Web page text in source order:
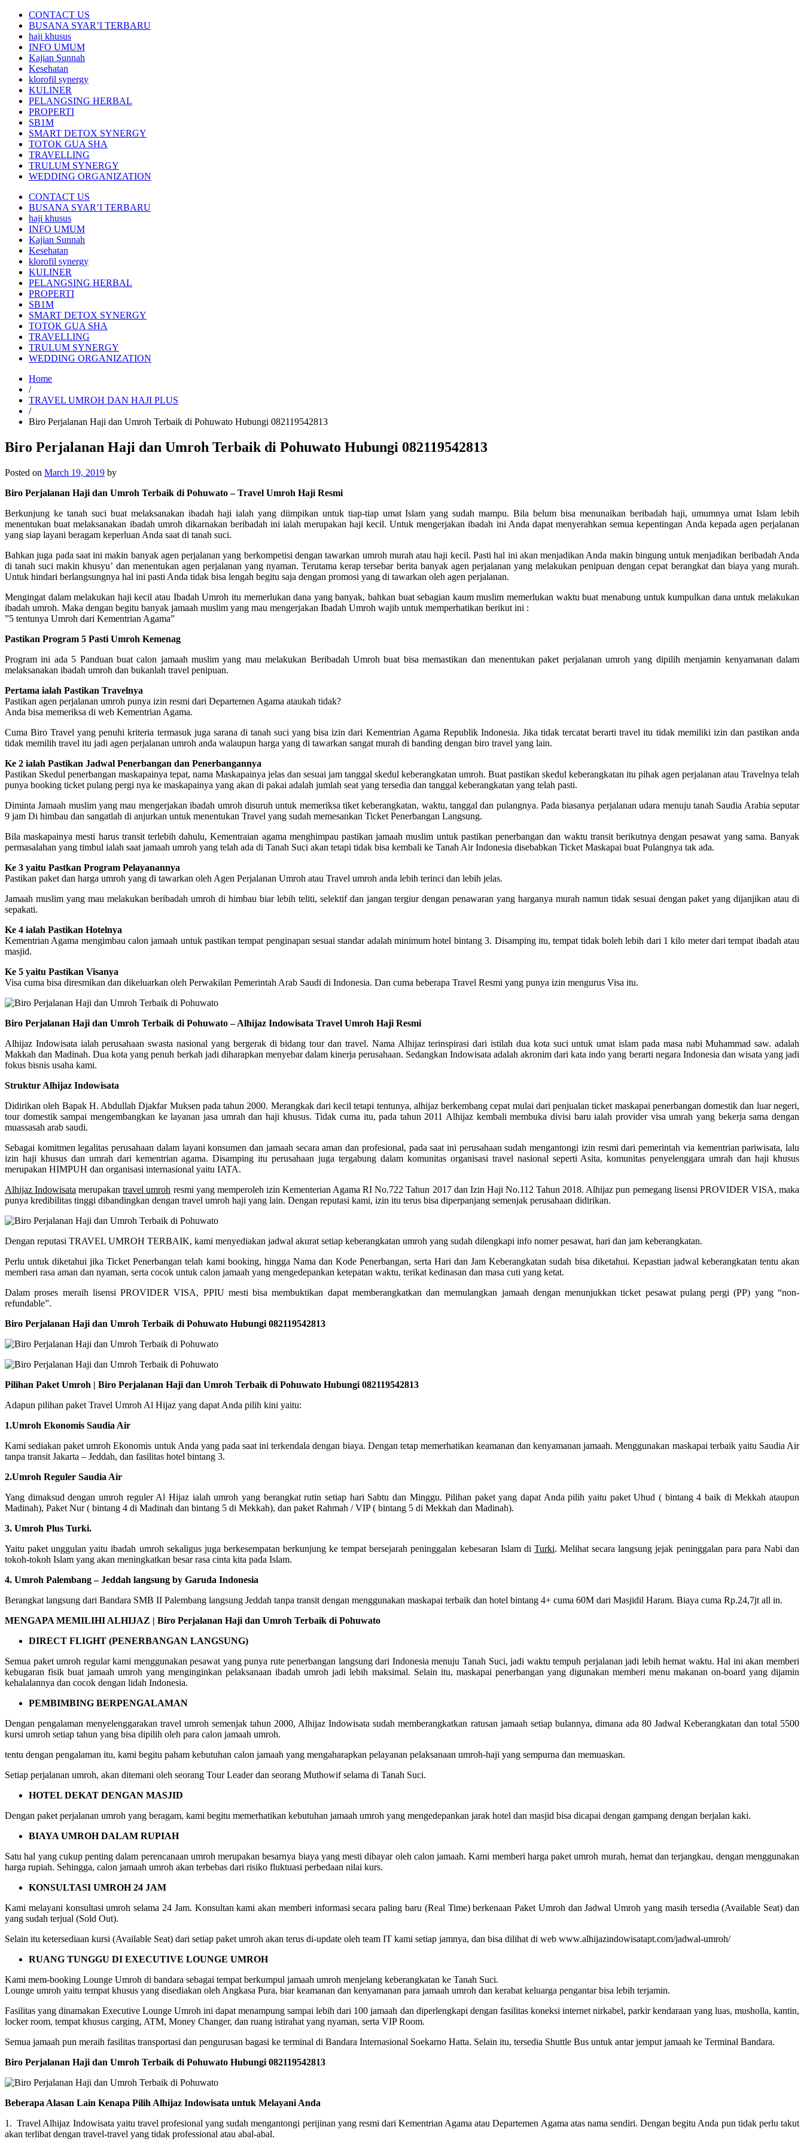
CONTACT US
BUSANA SYAR’I TERBARU
haji khusus
INFO UMUM
Kajian Sunnah
Kesehatan
klorofil synergy
KULINER
PELANGSING HERBAL
PROPERTI
SB1M
SMART DETOX SYNERGY
TOTOK GUA SHA
TRAVELLING
TRULUM SYNERGY
WEDDING ORGANIZATION
CONTACT US
BUSANA SYAR’I TERBARU
haji khusus
INFO UMUM
Kajian Sunnah
Kesehatan
klorofil synergy
KULINER
PELANGSING HERBAL
PROPERTI
SB1M
SMART DETOX SYNERGY
TOTOK GUA SHA
TRAVELLING
TRULUM SYNERGY
WEDDING ORGANIZATION
Home
/
TRAVEL UMROH DAN HAJI PLUS
/
Biro Perjalanan Haji dan Umroh Terbaik di Pohuwato Hubungi 082119542813
Biro Perjalanan Haji dan Umroh Terbaik di Pohuwato Hubungi 082119542813
Posted on March 19, 2019 by
Biro Perjalanan Haji dan Umroh Terbaik di Pohuwato – Travel Umroh Haji Resmi
Berkunjung ke tanah suci buat melaksanakan ibadah haji ialah yang diimpikan untuk tiap-tiap umat Islam yang sudah mampu. Bila belum bisa menunaikan beribadah haji, umumnya umat Islam lebih
menentukan buat melaksanakan ibadah umroh dikarnakan beribadah ini ialah merupakan haji kecil. Untuk mengerjakan ibadah ini Anda dapat menyerahkan semua kepentingan Anda kepada agen perjalanan
yang siap layani beragam keperluan Anda saat di tanah suci.
Bahkan juga pada saat ini makin banyak agen perjalanan yang berkompetisi dengan tawarkan umroh murah atau haji kecil. Pasti hal ini akan menjadikan Anda makin bingung untuk menjadikan beribadah Anda
di tanah suci makin khusyu’ dan menentukan agen perjalanan yang nyaman. Terutama kerap tersebar berita banyak agen perjalanan yang melakukan penipuan dengan cepat berangkat dan biaya yang murah.
Untuk hindari berlangsungnya hal ini pasti Anda tidak bisa lengah begitu saja dengan promosi yang di tawarkan oleh agen perjalanan.
Mengingat dalam melakukan haji kecil atau Ibadah Umroh itu memerlukan dana yang banyak, bahkan buat sebagian kaum muslim memerlukan waktu buat menabung untuk kumpulkan dana untuk melakukan
ibadah umroh. Maka dengan begitu banyak jamaah muslim yang mau mengerjakan Ibadah Umroh wajib untuk memperhatikan berikut ini :
”5 tentunya Umroh dari Kementrian Agama”
Pastikan Program 5 Pasti Umroh Kemenag
Program ini ada 5 Panduan buat calon jamaah muslim yang mau melakukan Beribadah Umroh buat bisa memastikan dan menentukan paket perjalanan umroh yang dipilih menjamin kenyamanan dalam
melaksanakan ibadah umroh dan bukanlah travel penipuan.
Pertama ialah Pastikan Travelnya
Pastikan agen perjalanan umroh punya izin resmi dari Departemen Agama ataukah tidak?
Anda bisa memeriksa di web Kementrian Agama.
Cuma Biro Travel yang penuhi kriteria termasuk juga sarana di tanah suci yang bisa izin dari Kementrian Agama Republik Indonesia. Jika tidak tercatat berarti travel itu tidak memiliki izin dan pastikan anda
tidak memilih travel itu jadi agen perjalanan umroh anda walaupun harga yang di tawarkan sangat murah di banding dengan biro travel yang lain.
Ke 2 ialah Pastikan Jadwal Penerbangan dan Penerbangannya
Pastikan Skedul penerbangan maskapainya tepat, nama Maskapainya jelas dan sesuai jam tanggal skedul keberangkatan umroh. Buat pastikan skedul keberangkatan itu pihak agen perjalanan atau Travelnya telah
punya booking ticket pulang pergi nya ke maskapainya yang akan di pakai adalah jumlah seat yang tersedia dan tanggal keberangkatan yang telah pasti.
Diminta Jamaah muslim yang mau mengerjakan ibadah umroh disuruh untuk memeriksa tiket keberangkatan, waktu, tanggal dan pulangnya. Pada biasanya perjalanan udara menuju tanah Saudia Arabia seputar
9 jam Di himbau dan sangatlah di anjurkan untuk menentukan Travel yang sudah memesankan Ticket Penerbangan Langsung.
Bila maskapainya mesti harus transit terlebih dahulu, Kementraian agama menghimpau pastikan jamaah muslim untuk pastikan penerbangan dan waktu transit berikutnya dengan pesawat yang sama. Banyak
permasalahan yang timbul ialah saat jamaah umroh yang telah ada di Tanah Suci akan tetapi tidak bisa kembali ke Tanah Air Indonesia disebabkan Ticket Maskapai buat Pulangnya tak ada.
Ke 3 yaitu Pastkan Program Pelayanannya
Pastikan paket dan harga umroh yang di tawarkan oleh Agen Perjalanan Umroh atau Travel umroh anda lebih terinci dan lebih jelas.
Jamaah muslim yang mau melakukan beribadah umroh di himbau biar lebih teliti, selektif dan jangan tergiur dengan penawaran yang harganya murah namun tidak sesuai dengan paket yang dijanjikan atau di
sepakati.
Ke 4 ialah Pastikan Hotelnya
Kementrian Agama mengimbau calon jamaah untuk pastikan tempat penginapan sesuai standar adalah minimum hotel bintang 3. Disamping itu, tempat tidak boleh lebih dari 1 kilo meter dari tempat ibadah atau
masjid.
Ke 5 yaitu Pastikan Visanya
Visa cuma bisa diresmikan dan dikeluarkan oleh Perwakilan Pemerintah Arab Saudi di Indonesia. Dan cuma beberapa Travel Resmi yang punya izin mengurus Visa itu.
Biro Perjalanan Haji dan Umroh Terbaik di Pohuwato – Alhijaz Indowisata Travel Umroh Haji Resmi
Alhijaz Indowisata ialah perusahaan swasta nasional yang bergerak di bidang tour dan travel. Nama Alhijaz terinspirasi dari istilah dua kota suci untuk umat islam pada masa nabi Muhammad saw. adalah
Makkah dan Madinah. Dua kota yang penuh berkah jadi diharapkan menyebar dalam kinerja perusahaan. Sedangkan Indowisata adalah akronim dari kata indo yang berarti negara Indonesia dan wisata yang jadi
fokus bisnis usaha kami.
Struktur Alhijaz Indowisata
Didirikan oleh Bapak H. Abdullah Djakfar Muksen pada tahun 2000. Merangkak dari kecil tetapi tentunya, alhijaz berkembang cepat mulai dari penjualan ticket maskapai penerbangan domestik dan luar negeri,
tour domestik sampai mengembangkan ke layanan jasa umrah dan haji khusus. Tidak cuma itu, pada tahun 2011 Alhijaz kembali membuka divisi baru ialah provider visa umrah yang bekerja sama dengan
muassasah arab saudi.
Sebagai komitmen legalitas perusahaan dalam layani konsumen dan jamaah secara aman dan profesional, pada saat ini perusahaan sudah mengantongi izin resmi dari pemerintah via kementrian pariwisata, lalu
izin haji khusus dan umrah dari kementrian agama. Disamping itu perusahaan juga tergabung dalam komunitas organisasi travel nasional seperti Asita, komunitas penyelenggara umrah dan haji khusus
merupakan HIMPUH dan organisasi internasional yaitu IATA.
Alhijaz Indowisata merupakantravel umroh resmi yang memperoleh izin Kementerian Agama RI No.722 Tahun 2017 dan Izin Haji No.112 Tahun 2018. Alhijaz pun pemegang lisensi PROVIDER VISA, maka
punya kredibilitas tinggi dibandingkan dengan travel umroh haji yang lain. Dengan reputasi kami, izin itu terus bisa diperpanjang semenjak perusahaan didirikan.
Dengan reputasi TRAVEL UMROH TERBAIK, kami menyediakan jadwal akurat setiap keberangkatan umroh yang sudah dilengkapi info nomer pesawat, hari dan jam keberangkatan.
Perlu untuk diketahui jika Ticket Penerbangan telah kami booking, hingga Nama dan Kode Penerbangan, serta Hari dan Jam Keberangkatan sudah bisa diketahui. Kepastian jadwal keberangkatan tentu akan
memberi rasa aman dan nyaman, serta cocok untuk calon jamaah yang mengedepankan ketepatan waktu, terikat kedinasan dan masa cuti yang ketat.
Dalam proses meraih lisensi PROVIDER VISA, PPIU mesti bisa membuktikan dapat memberangkatkan dan memulangkan jamaah dengan menunjukkan ticket pesawat pulang pergi (PP) yang “non-
refundable”.
Biro Perjalanan Haji dan Umroh Terbaik di Pohuwato Hubungi 082119542813
Pilihan Paket Umroh | Biro Perjalanan Haji dan Umroh Terbaik di Pohuwato Hubungi 082119542813
Adapun pilihan paket Travel Umroh Al Hijaz yang dapat Anda pilih kini yaitu:
1.Umroh Ekonomis Saudia Air
Kami sediakan paket umroh Ekonomis untuk Anda yang pada saat ini terkendala dengan biaya. Dengan tetap memerhatikan keamanan dan kenyamanan jamaah. Menggunakan maskapai terbaik yaitu Saudia Air
tanpa transit Jakarta – Jeddah, dan fasilitas hotel bintang 3.
2.Umroh Reguler Saudia Air
Yang dimaksud dengan umroh reguler Al Hijaz ialah umroh yang berangkat rutin setiap hari Sabtu dan Minggu. Pilihan paket yang dapat Anda pilih yaitu paket Uhud ( bintang 4 baik di Mekkah ataupun
Madinah), Paket Nur ( bintang 4 di Madinah dan bintang 5 di Mekkah), dan paket Rahmah / VIP ( bintang 5 di Mekkah dan Madinah).
3. Umroh Plus Turki.
Yaitu paket unggulan yaitu ibadah umroh sekaligus juga berkesempatan berkunjung ke tempat bersejarah peninggalan kebesaran Islam di Turki. Melihat secara langsung jejak peninggalan para para Nabi dan
tokoh-tokoh Islam yang akan meningkatkan besar rasa cinta kita pada Islam.
4. Umroh Palembang – Jeddah langsung by Garuda Indonesia
Berangkat langsung dari Bandara SMB II Palembang langsung Jeddah tanpa transit dengan menggunakan maskapai terbaik dan hotel bintang 4+ cuma 60M dari Masjidil Haram. Biaya cuma Rp.24,7jt all in.
MENGAPA MEMILIHI ALHIJAZ | Biro Perjalanan Haji dan Umroh Terbaik di Pohuwato
DIRECT FLIGHT (PENERBANGAN LANGSUNG)
Semua paket umroh regular kami menggunakan pesawat yang punya rute penerbangan langsung dari Indonesia menuju Tanah Suci, jadi waktu tempuh perjalanan jadi lebih hemat waktu. Hal ini akan memberi
kebugaran fisik buat jamaah umroh yang menginginkan pelaksanaan ibadah umroh jadi lebih maksimal. Selain itu, maskapai penerbangan yang digunakan memberi menu makanan on-board yang dijamin
kehalalannya dan cocok dengan lidah Indonesia.
PEMBIMBING BERPENGALAMAN
Dengan pengalaman menyelenggarakan travel umroh semenjak tahun 2000, Alhijaz Indowisata sudah memberangkatkan ratusan jamaah setiap bulannya, dimana ada 80 Jadwal Keberangkatan dan total 5500
kursi umroh setiap tahun yang bisa dipilih oleh para calon jamaah umroh.
tentu dengan pengalaman itu, kami begitu paham kebutuhan calon jamaah yang mengaharapkan pelayanan pelaksanaan umroh-haji yang sempurna dan memuaskan.
Setiap perjalanan umroh, akan ditemani oleh seorang Tour Leader dan seorang Muthowif selama di Tanah Suci.
HOTEL DEKAT DENGAN MASJID
Dengan paket perjalanan umroh yang beragam, kami begitu memerhatikan kebutuhan jamaah umroh yang mengedepankan jarak hotel dan masjid bisa dicapai dengan gampang dengan berjalan kaki.
BIAYA UMROH DALAM RUPIAH
Satu hal yang cukup penting dalam perencanaan umroh merupakan besarnya biaya yang mesti dibayar oleh calon jamaah. Kami memberi harga paket umroh murah, hemat dan terjangkau, dengan menggunakan
harga rupiah. Sehingga, calon jamaah umroh akan terbebas dari risiko fluktuasi perbedaan nilai kurs.
KONSULTASI UMROH 24 JAM
Kami melayani konsultasi umroh selama 24 Jam. Konsultan kami akan memberi informasi secara paling baru (Real Time) berkenaan Paket Umroh dan Jadwal Umroh yang masih tersedia (Available Seat) dan
yang sudah terjual (Sold Out).
Selain itu ketersediaan kursi (Available Seat) dari setiap paket umroh akan terus di-update oleh team IT kami setiap jamnya, dan bisa dilihat di web www.alhijazindowisatapt.com/jadwal-umroh/
RUANG TUNGGU DI EXECUTIVE LOUNGE UMROH
Kami mem-booking Lounge Umroh di bandara sebagai tempat berkumpul jamaah umroh menjelang keberangkatan ke Tanah Suci.
Lounge umroh yaitu tempat khusus yang disediakan oleh Angkasa Pura, biar keamanan dan kenyamanan para jamaah umroh dan kerabat keluarga pengantar bisa lebih terjamin.
Fasilitas yang dinamakan Executive Lounge Umroh ini dapat menampung sampai lebih dari 100 jamaah dan diperlengkapi dengan fasilitas koneksi internet nirkabel, parkir kendaraan yang luas, musholla, kantin,
locker room, tempat khusus carging, ATM, Money Changer, dan ruang istirahat yang nyaman, serta VIP Room.
Semua jamaah pun meraih fasilitas transportasi dan pengurusan bagasi ke terminal di Bandara Internasional Soekarno Hatta. Selain itu, tersedia Shuttle Bus untuk antar jemput jamaah ke Terminal Bandara.
Biro Perjalanan Haji dan Umroh Terbaik di Pohuwato Hubungi 082119542813
Beberapa Alasan Lain Kenapa Pilih Alhijaz Indowisata untuk Melayani Anda
1. Travel Alhijaz Indowisata yaitu travel profesional yang sudah mengantongi perijinan yang resmi dari Kementrian Agama atau Departemen Agama atas nama sendiri. Dengan begitu Anda pun tidak perlu takut
akan terlibat dengan travel-travel yang tidak professional atau abal-abal.